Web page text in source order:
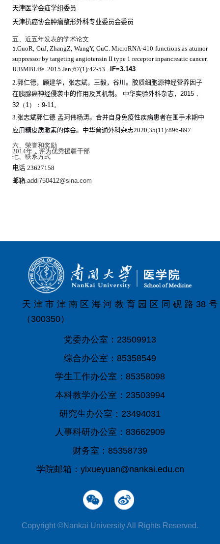
天津医学会疝学组委员
天津抗癌协会肿瘤整形外科专业委员会委员
五、近五年发表的学术论文
1.GuoR, GuJ,ZhangZ, WangY, GuC. MicroRNA-410 functions as atumor
suppressor by targeting angiotensin II type 1 receptor inpancreatic cancer.
IUBMBLife. 2015 Jan;67(1):42-53.. IF=3.143
2.郭仁德， 顾建华， 张志斌， 王毅， 谷川 。胶质细胞源神经营养因子
在胰腺癌神经侵袭中的作用及其机制。 中华实验外科杂志， 2015 ，
32 （ 1）： 9-11。
3. 张志斌郭仁德 孟珂伟杨涛。 合并自身免疫性疾病患者在围手术期中
应用糖皮质激素的体会。中华普通外科杂志2020,35(11):896-897
六、荣誉和奖励
2014年，评为优秀援疆干部
七、联系方式
电话 23627158
邮箱:addi750412@sina.com
天津市津南区海河教育园区同砚路38号
（300350）
党委办公室：23509913
综合办公室：85358549
学生工作办公室：85358098
本科教学办公室：23503994
研究生办公室：23494031
人事科研办公室：83662909
财务室：85358739
学院邮箱：yixueyuan@nankai.edu.cn
Copyright ©Nankai University All Rights Reserved.